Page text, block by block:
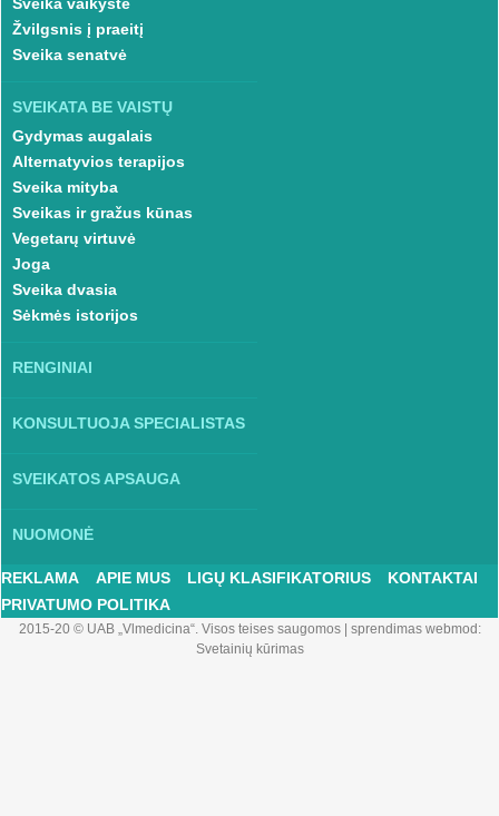
Žvilgsnis į praeitį
Sveika senatvė
SVEIKATA BE VAISTŲ
Gydymas augalais
Alternatyvios terapijos
Sveika mityba
Sveikas ir gražus kūnas
Vegetarų virtuvė
Joga
Sveika dvasia
Sėkmės istorijos
RENGINIAI
KONSULTUOJA SPECIALISTAS
SVEIKATOS APSAUGA
NUOMONĖ
REKLAMA APIE MUS LIGŲ KLASIFIKATORIUS
KONTAKTAI
PRIVATUMO POLITIKA
2015-20 © UAB „Vlmedicina“. Visos teises saugomos| sprendimas webmod:
Svetainių kūrimas